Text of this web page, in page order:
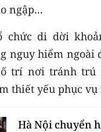
miền núi phía Bắc
Hồng
ngập...
chức di dời
nguy hiểm ngoài
trí nơi tránh trú
thiết yếu phục
Hà Nội chuyển